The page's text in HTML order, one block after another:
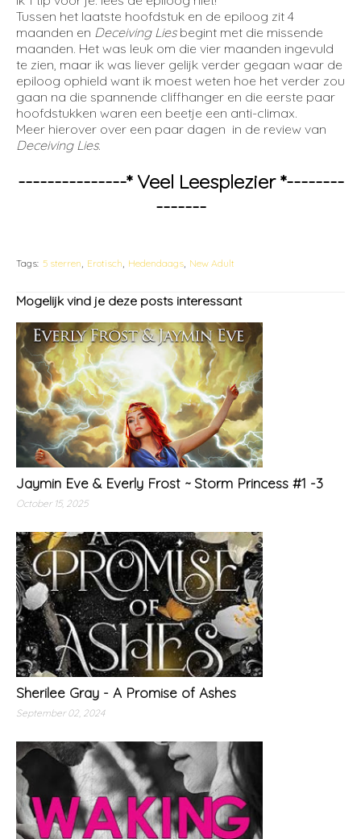
Tussen het laatste hoofdstuk en de epiloog zit 4
maanden en Deceiving Liesbegint met die missende
maanden. Het was leuk om die vier maanden ingevuld
te zien, maar ik was liever gelijk verder gegaan waar de
epiloog ophield want ik moest weten hoe het verder zou
gaan na die spannende cliffhanger en die eerste paar
hoofdstukken waren een beetje een anti-climax.
Meer hierover over een paar dagen in de review van
Deceiving Lies.
---------------* Veel Leesplezier *--------
-------
Tags: 5 sterren Erotisch Hedendaags New Adult
Mogelijk vind je deze posts interessant
Jaymin Eve & Everly Frost ~ Storm Princess #1 -3
October 15, 2025
Sherilee Gray - A Promise of Ashes
September 02, 2024